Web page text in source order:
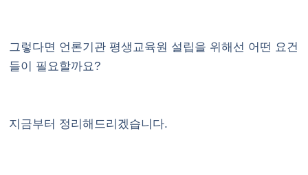
그렇다면 언론기관 평생교육원 설립을 위해선 어떤 요건
들이 필요할까요?
지금부터 정리해드리겠습니다.